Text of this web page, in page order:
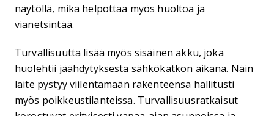
näytöllä, mikä helpottaa myös huoltoa ja
vianetsintää.
Turvallisuutta lisää myös sisäinen akku, joka
huolehtii jäähdytyksestä sähkökatkon aikana. Näin
laite pystyy viilentämään rakenteensa hallitusti
myös poikkeustilanteissa. Turvallisuusratkaisut